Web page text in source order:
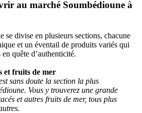
au marché Soumbédioune à
se divise en plusieurs sections, chacune
et un éventail de produits variés qui
quête d’authenticité.
et fruits de mer
sans doute la section la plus
Vous y trouverez une grande
et autres fruits de mer, tous plus